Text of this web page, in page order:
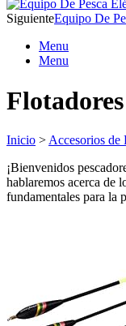
SiguienteEquipo De
Menu
Menu
Inicio > Accesorios de
¡Bienvenidos
hablaremos acerca de
fundamentales para la